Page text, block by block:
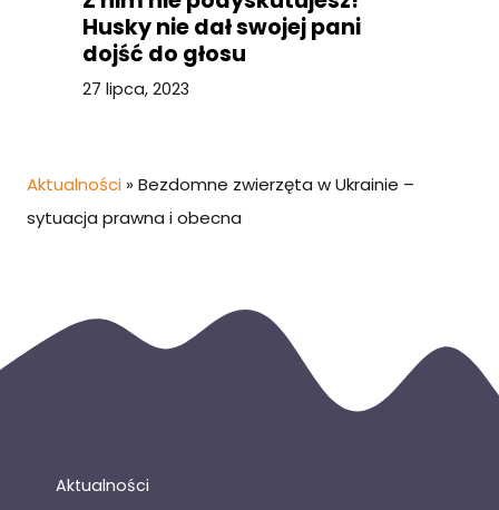
Husky nie dał swojej pani
dojść do głosu
27 lipca, 2023
Aktualności » Bezdomne zwierzęta w Ukrainie –
sytuacja prawna i obecna
Aktualności